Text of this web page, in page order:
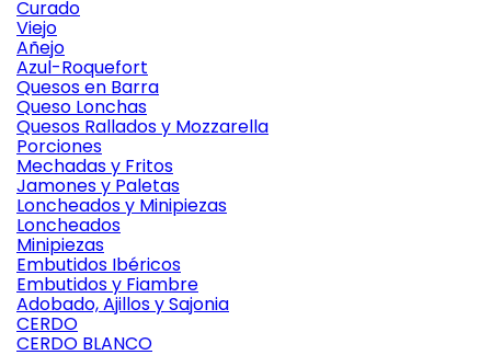
Curado
Viejo
Añejo
Azul-Roquefort
Quesos en Barra
Queso Lonchas
Quesos Rallados y Mozzarella
Porciones
Mechadas y Fritos
Jamones y Paletas
Loncheados y Minipiezas
Loncheados
Minipiezas
Embutidos Ibéricos
Embutidos y Fiambre
Adobado, Ajillos y Sajonia
CERDO
CERDO BLANCO